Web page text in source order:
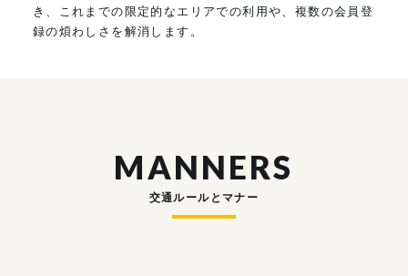
き、これまでの限定的なエリアでの利用や、複数の会員登
録の煩わしさを解消します。
MANNERS
交通ルールとマナー